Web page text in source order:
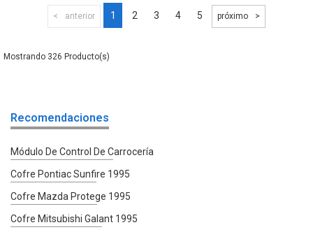
anterior 1 2 3 4 5 próximo
326
Recomendaciones
Módulo De Control De Carrocería
Cofre Pontiac Sunfire 1995
Cofre Mazda Protege 1995
Cofre Mitsubishi Galant 1995